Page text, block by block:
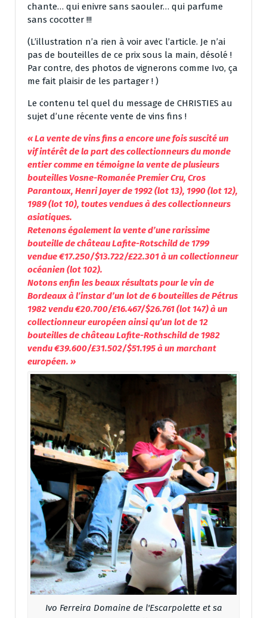
chante… qui enivre sans saouler… qui parfume
sans cocotter !!!
(L’illustration n’a rien à voir avec l’article. Je n’ai
pas de bouteilles de ce prix sous la main, désolé !
Par contre, des photos de vignerons comme Ivo, ça
me fait plaisir de les partager ! )
Le contenu tel quel du message de CHRISTIES au
sujet d’une récente vente de vins fins !
« La vente de vins fins a encore une fois suscité un
vif intérêt de la part des collectionneurs du monde
entier comme en témoigne la vente de plusieurs
bouteilles Vosne-Romanée Premier Cru, Cros
Parantoux, Henri Jayer de 1992 (lot 13), 1990 (lot 12),
1989 (lot 10), toutes vendues à des collectionneurs
asiatiques.
Retenons également la vente d’une rarissime
bouteille de château Lafite-Rotschild de 1799
vendue €17.250/$13.722/£22.301 à un collectionneur
océanien (lot 102).
Notons enfin les beaux résultats pour le vin de
Bordeaux à l’instar d’un lot de 6 bouteilles de Pétrus
1982 vendu €20.700/£16.467/$26.761 (lot 147) à un
collectionneur européen ainsi qu’un lot de 12
bouteilles de château Lafite-Rothschild de 1982
vendu €39.600/£31.502/$51.195 à un marchant
européen. »
Ivo Ferreira Domaine de l'Escarpolette et sa